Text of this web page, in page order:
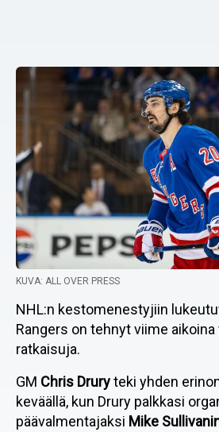
KUVA: ALL OVER PRESS
NHL:n kestomenestyjiin
Rangers on tehnyt viime
ratkaisuja.
GM Chris Druryteki yhden
keväällä, kun Drury palkkasi
päävalmentajaksi Mike